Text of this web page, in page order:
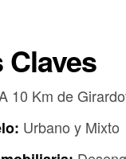
Claves
10 Km de
Urbano y Mixto